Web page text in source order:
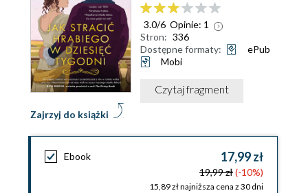
Zajrzyj do książki
3.0/6 Opinie: 1
Stron: 336
Dostępne formaty:
ePub
Mobi
Czytaj fragment
Ebook 17,99 zł
19,99 zł(-10%)
15,89 zł najniższa cena z 30 dni